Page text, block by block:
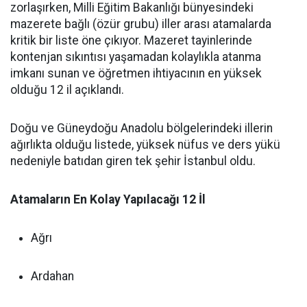
zorlaşırken, Milli Eğitim Bakanlığı bünyesindeki
mazerete bağlı (özür grubu) iller arası atamalarda
kritik bir liste öne çıkıyor. Mazeret tayinlerinde
kontenjan sıkıntısı yaşamadan kolaylıkla atanma
imkanı sunan ve öğretmen ihtiyacının en yüksek
olduğu 12 il açıklandı.
Doğu ve Güneydoğu Anadolu bölgelerindeki illerin
ağırlıkta olduğu listede, yüksek nüfus ve ders yükü
nedeniyle batıdan giren tek şehir İstanbul oldu.
Atamaların En Kolay Yapılacağı 12 İl
Ağrı
Ardahan